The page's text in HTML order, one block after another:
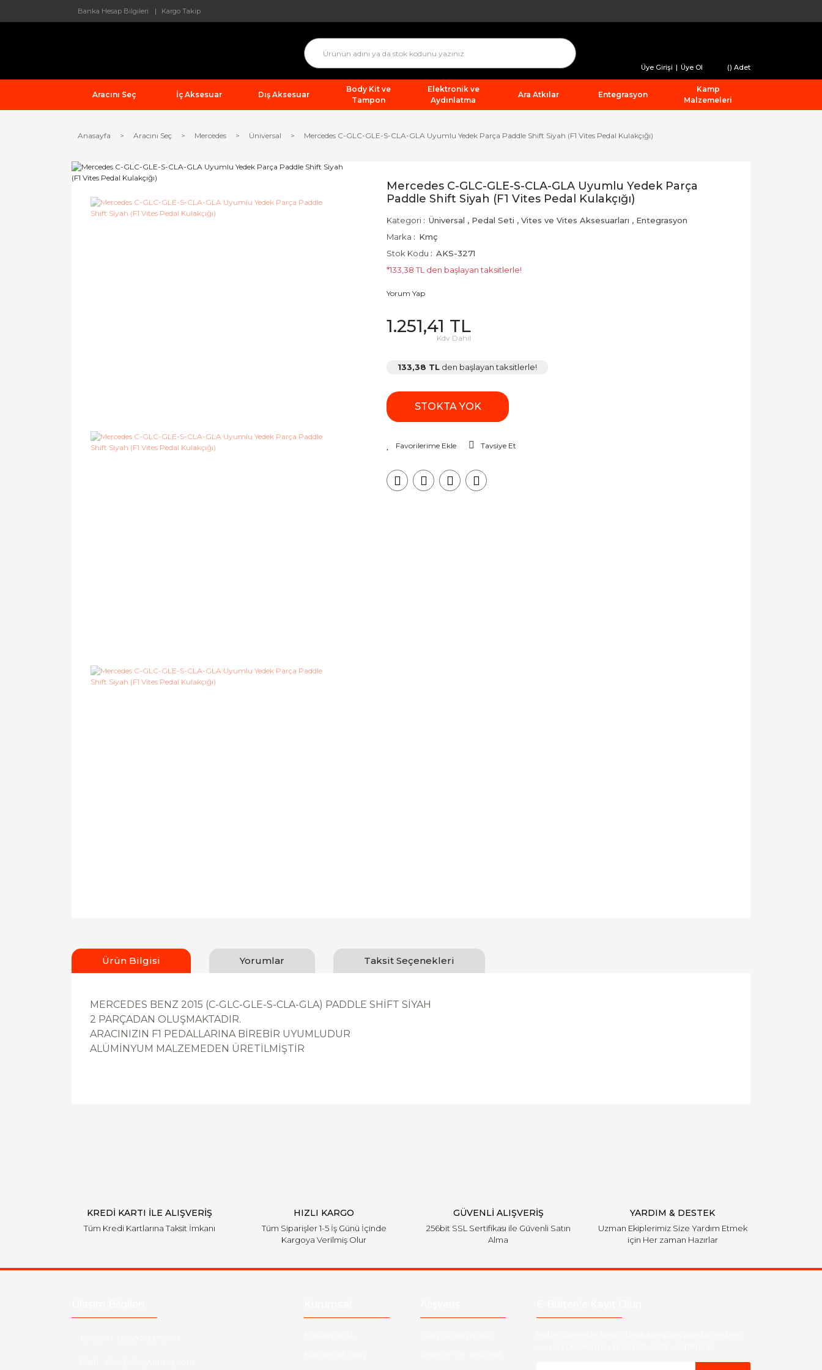
Banka Hesap Bilgileri Kargo Takip
Üye Girişi | Üye Ol () Adet
Aracını Seç İç Aksesuar Dış Aksesuar
Body Kit ve
Tampon
Elektronik ve
Aydınlatma
Ara Atkılar Entegrasyon
Kamp
Malzemeleri
Anasayfa Aracını Seç Mercedes Üniversal Mercedes C-GLC-GLE-S-CLA-GLA Uyumlu Yedek Parça Paddle Shift Siyah (F1 Vites Pedal Kulakçığı)
Mercedes C-GLC-GLE-S-CLA-GLA Uyumlu Yedek Parça
Paddle Shift Siyah (F1 Vites Pedal Kulakçığı)
Kategori Üniversal , Pedal Seti , Vites ve Vites Aksesuarları , Entegrasyon
Marka
Kmç
Stok Kodu
AKS-3271
*133,38 TL den başlayan taksitlerle!
Yorum Yap
1.251,41 TL
Kdv Dahil
133,38 TL den başlayan taksitlerle!
STOKTA YOK
Tavsiye Et
Ürün Bilgisi Yorumlar Taksit Seçenekleri
MERCEDES BENZ 2015 (C-GLC-GLE-S-CLA-GLA) PADDLE SHİFT SİYAH
2 PARÇADAN OLUŞMAKTADIR.
ARACINIZIN F1 PEDALLARINA BİREBİR UYUMLUDUR
ALÜMİNYUM MALZEMEDEN ÜRETİLMİŞTİR
KREDİ KARTI İLE ALIŞVERİŞ
Tüm Kredi Kartlarına Taksit İmkanı
HIZLI KARGO
Tüm Siparişler 1-5 İş Günü İçinde
Kargoya Verilmiş Olur
GÜVENLİ ALIŞVERİŞ
256bit SSL Sertifikası ile Güvenli Satın
Alma
YARDIM & DESTEK
Uzman Ekiplerimiz Size Yardım Etmek
için Her zaman Hazırlar